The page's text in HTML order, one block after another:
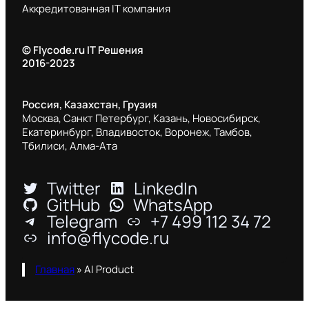
Аккредитованная IT компания
© Flycode.ru IT Решения
2016-2023
Россия, Казахстан, Грузия
Москва, Санкт Петербург, Казань, Новосибирск,
Екатеринбург, Владивосток, Воронеж, Тамбов,
Тбилиси, Алма-Ата
Twitter LinkedIn
GitHub WhatsApp
Telegram +7 499 112 34 72
info@flycode.ru
Главная»AI Product